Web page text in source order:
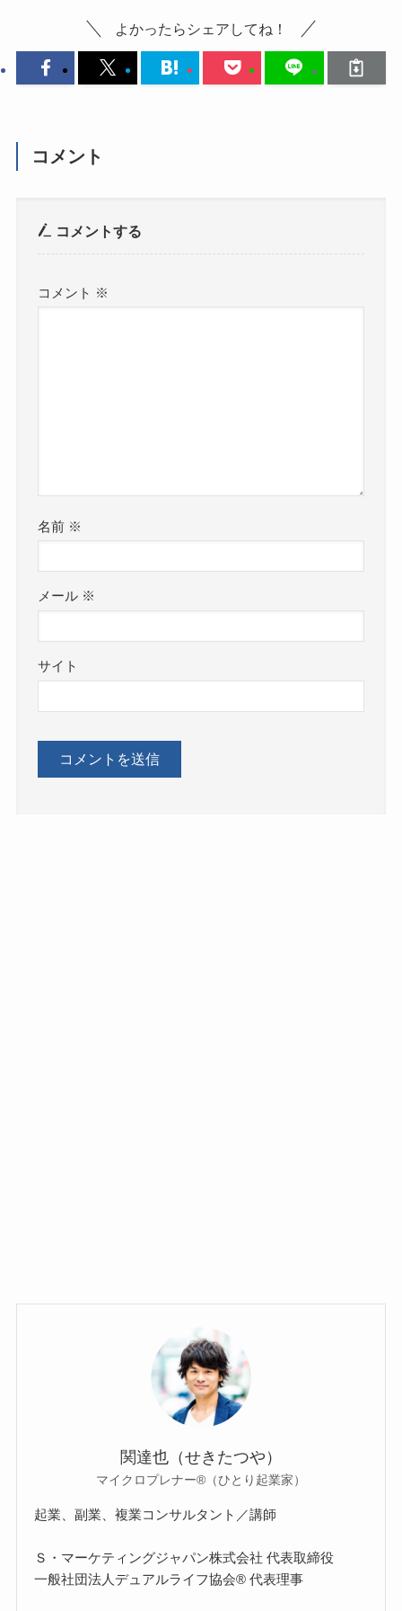
よかったらシェアしてね！
コメント
コメントする
コメント ※
名前 ※
メール ※
サイト
関達也（せきたつや）
マイクロプレナー®（ひとり起業家）
起業、副業、複業コンサルタント／講師
Ｓ・マーケティングジャパン株式会社 代表取締役
一般社団法人デュアルライフ協会® 代表理事